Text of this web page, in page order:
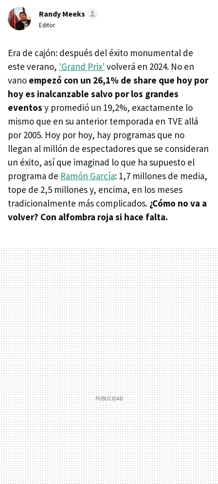
Randy Meeks
Editor
Era de cajón: después del éxito monumental de
este verano, 'Grand Prix' volverá en 2024. No en
vano empezó con un 26,1% de share que hoy por
hoy es inalcanzable salvo por los grandes
eventos y promedió un 19,2%, exactamente lo
mismo que en su anterior temporada en TVE allá
por 2005. Hoy por hoy, hay programas que no
llegan al millón de espectadores que se consideran
un éxito, así que imaginad lo que ha supuesto el
programa de Ramón García: 1,7 millones de media,
tope de 2,5 millones y, encima, en los meses
tradicionalmente más complicados. ¿Cómo no va a
volver? Con alfombra roja si hace falta.